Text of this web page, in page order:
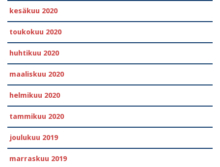
kesäkuu 2020
toukokuu 2020
huhtikuu 2020
maaliskuu 2020
helmikuu 2020
tammikuu 2020
joulukuu 2019
marraskuu 2019